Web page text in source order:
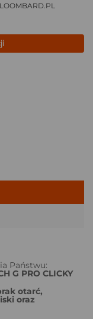
Państwu:
G PRO CLICKY
otarć,
oraz